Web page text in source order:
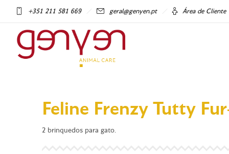
+351 211 581 669 geral@genyen.pt Área de Cliente
Feline Frenzy Tutty
2 brinquedos para gato.